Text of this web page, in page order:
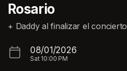
Rosario
+ Daddy al finalizar el concierto
08/01/2026
Sat 10:00 PM